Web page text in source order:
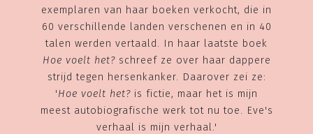
exemplaren van haar boeken verkocht, die in
60 verschillende landen verschenen en in 40
talen werden vertaald. In haar laatste boek
Hoe voelt het? schreef ze over haar dappere
strijd tegen hersenkanker. Daarover zei ze:
'Hoe voelt het? is fictie, maar het is mijn
meest autobiografische werk tot nu toe. Eve's
verhaal is mijn verhaal.'